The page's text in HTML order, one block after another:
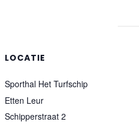
LOCATIE
Sporthal Het Turfschip
Etten Leur
Schipperstraat 2